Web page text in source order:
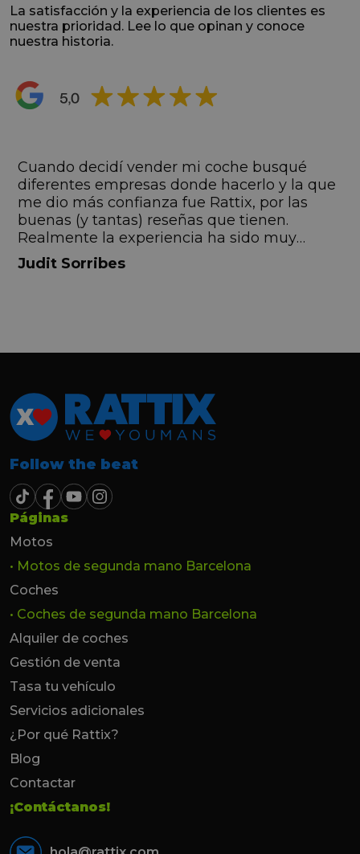
La satisfacción y la experiencia de los clientes es
nuestra prioridad. Lee lo que opinan y conoce
nuestra historia.
Cuando decidí vender mi coche busqué
diferentes empresas donde hacerlo y la que
me dio más confianza fue Rattix, por las
buenas (y tantas) reseñas que tienen.
Realmente la experiencia ha sido muy
buena, Carolina ha sido siempre muy atenta
y profesional. Finalmente mi hermana se
Judit Sorribes
Follow the beat
Páginas
Motos
• Motos de segunda mano Barcelona
Coches
• Coches de segunda mano Barcelona
Alquiler de coches
Gestión de venta
Tasa tu vehículo
Servicios adicionales
¿Por qué Rattix?
Blog
Contactar
¡Contáctanos!